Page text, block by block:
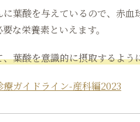
葉酸を与えているので、赤
な栄養素といえます。
葉酸を意識的に摂取するよう
ガイドライン-産科編2023